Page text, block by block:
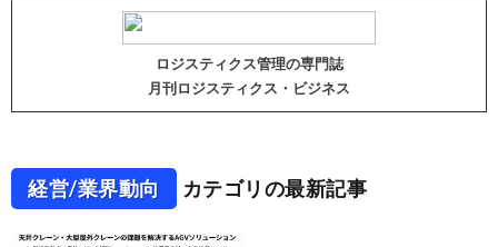
ロジスティクス管理の専門誌
月刊ロジスティクス・ビジネス
経営/業界動向 カテゴリの最新記事